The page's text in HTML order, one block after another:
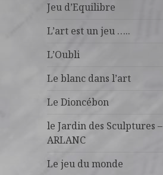
Jeu d’Equilibre
L’art est un jeu …..
L’Oubli
Le blanc dans l’art
Le Dioncébon
le Jardin des Sculptures –
ARLANC
Le jeu du monde